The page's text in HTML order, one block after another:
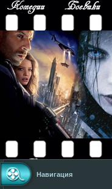
Навигация